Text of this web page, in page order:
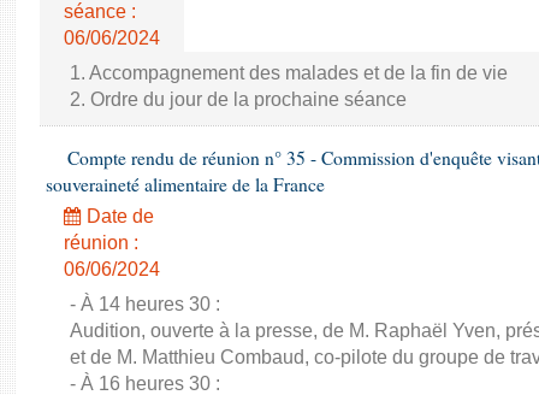
séance :
06/06/2024
1. Accompagnement des malades et de la fin de vie
2. Ordre du jour de la prochaine séance
Compte rendu de réunion n° 35 - Commission d'enquête
souveraineté alimentaire de la France
Date de
réunion :
06/06/2024
- À 14 heures 30 :
Audition, ouverte à la presse, de M. Raphaël Yven,
et de M. Matthieu Combaud, co-pilote du groupe de
- À 16 heures 30 :